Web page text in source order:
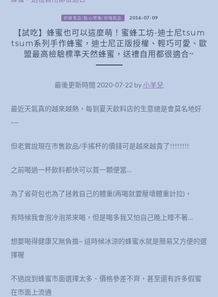
保健食品/點心零嘴/好喝飲品 2016-07-09
【試吃】蜂蜜也可以這麼萌！蜜蜂工坊-迪士尼tsum
tsum系列手作蜂蜜，迪士尼正版授權、輕巧可愛、歐
盟最高檢驗標準天然蜂蜜，送禮自用都很適合~
最後更新時間 2020-07-22 by 小羊兒
最近天氣真的越來越熱，每到夏天飲料店的生意總是會莫名地好
~~
但老實說現在市售飲品/手搖杯的價錢可是越來越貴了!!!!!!!!
之前喝過一杯飲料都快可以買一顆便當…
為了省荷包也為了拯救自己的體重(再喝就要壓壞體重計拉)，
有時候我會泡冷泡茶來喝，但是喝多我又怕自己晚上睡不著…
想要喝得健康又無負擔~ 這時候冰涼的蜂蜜水就是簡易又方便的選
擇喔
不過說到蜂蜜市面選擇太多、價格參差不齊，甚至還有許多假蜜
在市面上流通